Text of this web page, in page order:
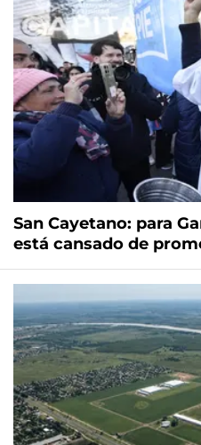
San Cayetano: para
está cansado de